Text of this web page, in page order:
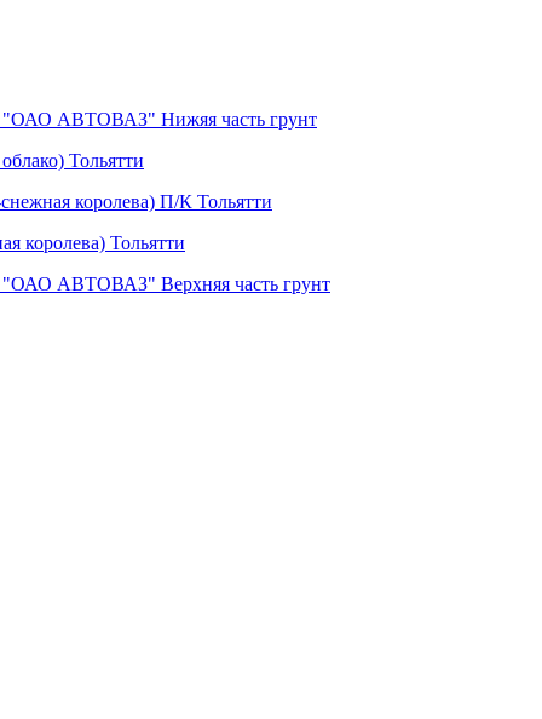
"ОАО АВТОВАЗ" Нижяя часть грунт
Тольятти
королева) П/К Тольятти
королева) Тольятти
"ОАО АВТОВАЗ" Верхняя часть грунт